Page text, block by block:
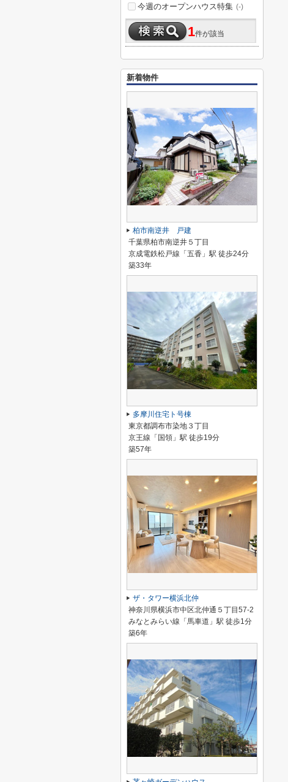
今週のオープンハウス特集 (-)
1件が該当
新着物件
柏市南逆井 戸建
千葉県柏市南逆井５丁目
京成電鉄松戸線「五香」駅 徒歩24分
築33年
多摩川住宅ト号棟
東京都調布市染地３丁目
京王線「国領」駅 徒歩19分
築57年
ザ・タワー横浜北仲
神奈川県横浜市中区北仲通５丁目57-2
みなとみらい線「馬車道」駅 徒歩1分
築6年